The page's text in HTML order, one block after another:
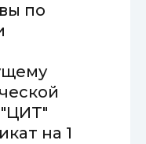
по
на 1